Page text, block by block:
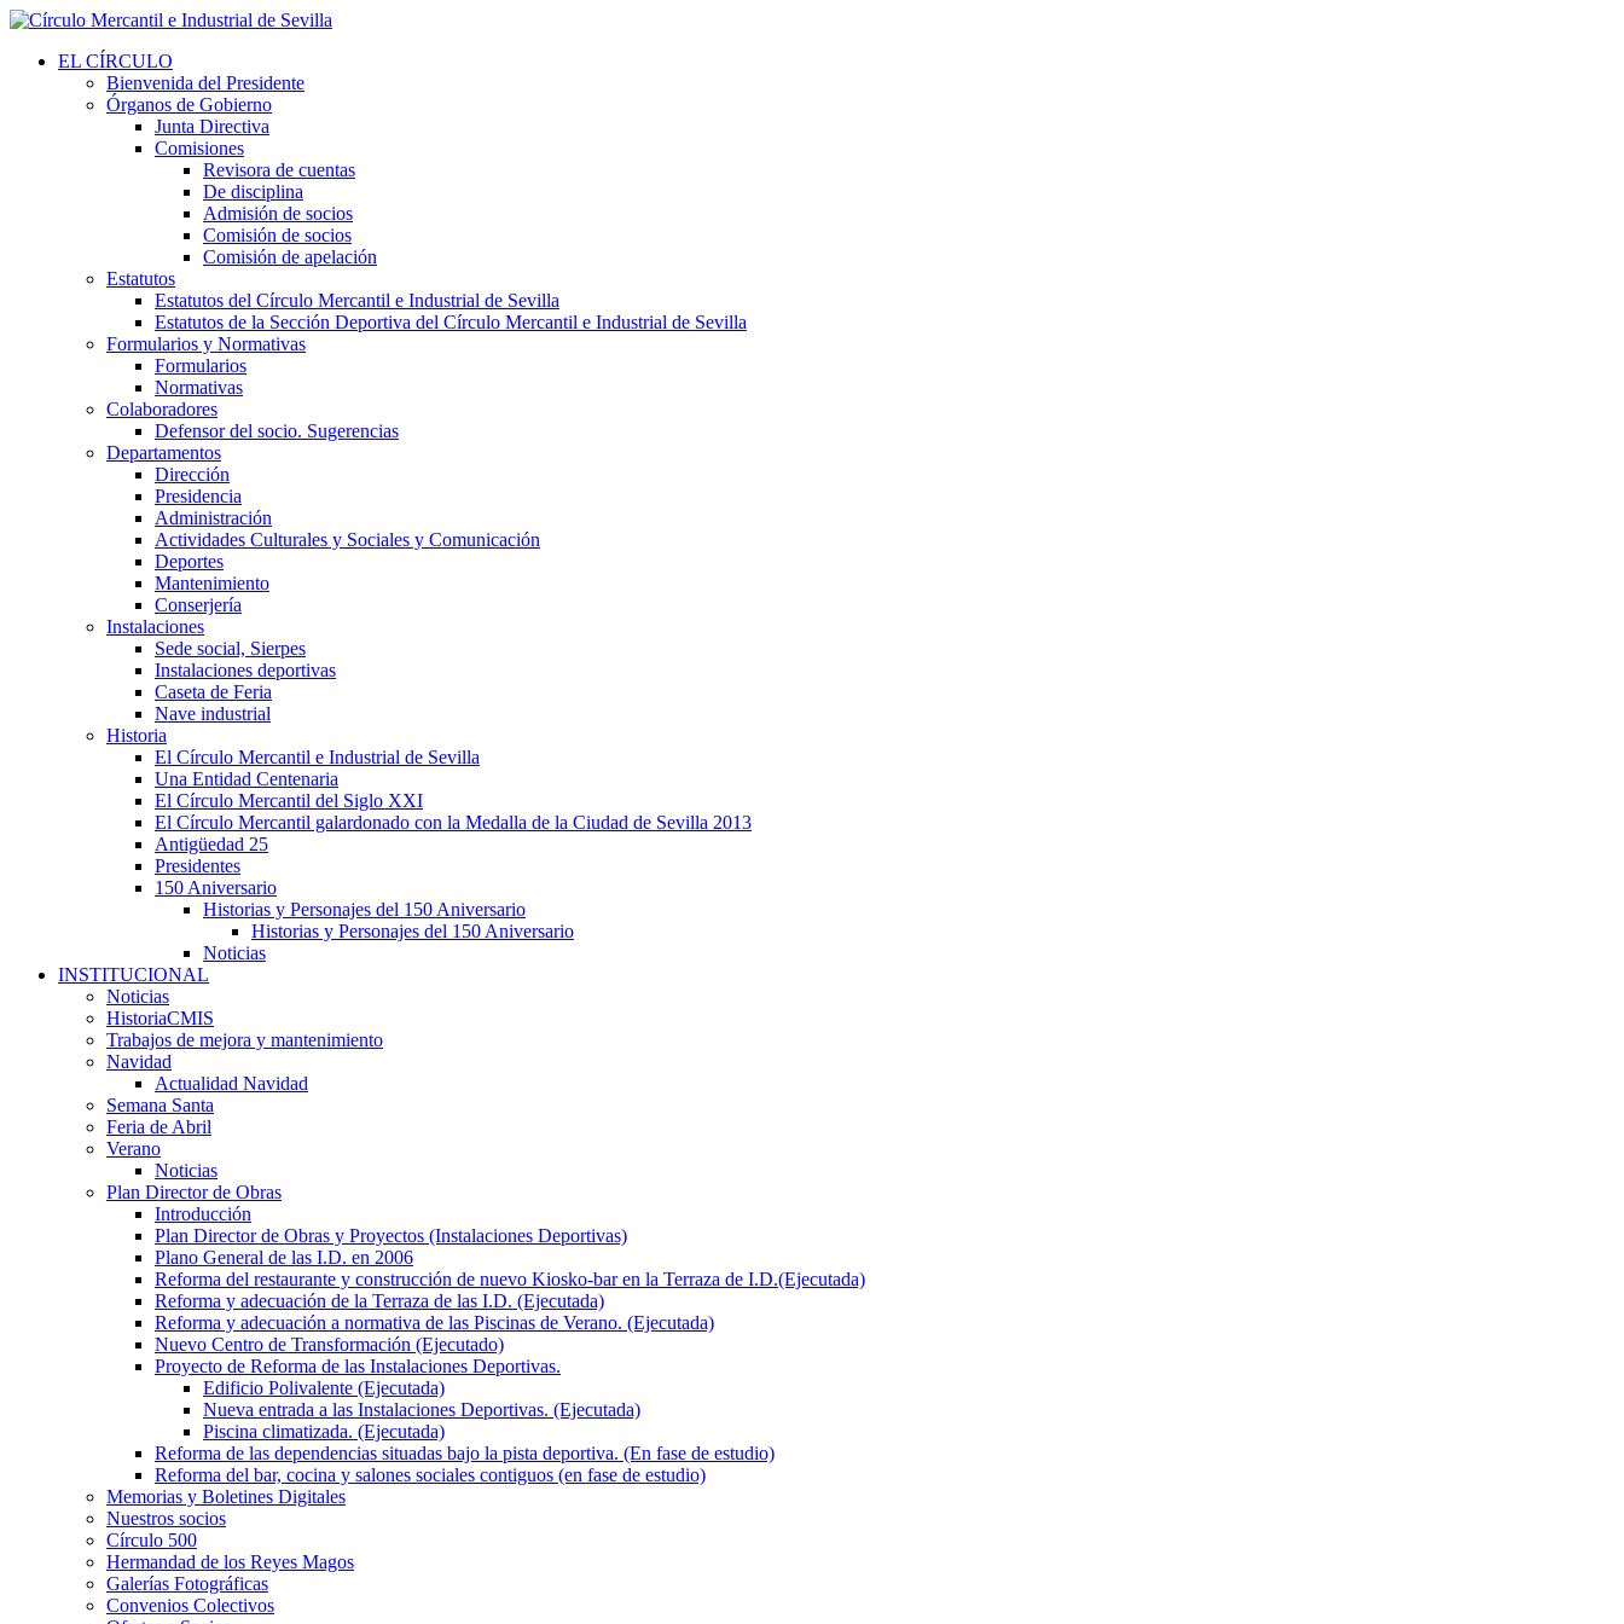
EL CÍRCULO
Bienvenida del Presidente
Órganos de Gobierno
Junta Directiva
Comisiones
Revisora de cuentas
De disciplina
Admisión de socios
Comisión de socios
Comisión de apelación
Estatutos
Estatutos del Círculo Mercantil e Industrial de Sevilla
Estatutos de la Sección Deportiva del Círculo Mercantil e Industrial de Sevilla
Formularios y Normativas
Formularios
Normativas
Colaboradores
Defensor del socio. Sugerencias
Departamentos
Dirección
Presidencia
Administración
Actividades Culturales y Sociales y Comunicación
Deportes
Mantenimiento
Conserjería
Instalaciones
Sede social, Sierpes
Instalaciones deportivas
Caseta de Feria
Nave industrial
Historia
El Círculo Mercantil e Industrial de Sevilla
Una Entidad Centenaria
El Círculo Mercantil del Siglo XXI
El Círculo Mercantil galardonado con la Medalla de la Ciudad de Sevilla 2013
Antigüedad 25
Presidentes
150 Aniversario
Historias y Personajes del 150 Aniversario
Historias y Personajes del 150 Aniversario
Noticias
INSTITUCIONAL
Noticias
HistoriaCMIS
Trabajos de mejora y mantenimiento
Navidad
Actualidad Navidad
Semana Santa
Feria de Abril
Verano
Noticias
Plan Director de Obras
Introducción
Plan Director de Obras y Proyectos (Instalaciones Deportivas)
Plano General de las I.D. en 2006
Reforma del restaurante y construcción de nuevo Kiosko-bar en la Terraza de I.D.(Ejecutada)
Reforma y adecuación de la Terraza de las I.D. (Ejecutada)
Reforma y adecuación a normativa de las Piscinas de Verano. (Ejecutada)
Nuevo Centro de Transformación (Ejecutado)
Proyecto de Reforma de las Instalaciones Deportivas.
Edificio Polivalente (Ejecutada)
Nueva entrada a las Instalaciones Deportivas. (Ejecutada)
Piscina climatizada. (Ejecutada)
Reforma de las dependencias situadas bajo la pista deportiva. (En fase de estudio)
Reforma del bar, cocina y salones sociales contiguos (en fase de estudio)
Memorias y Boletines Digitales
Nuestros socios
Círculo 500
Hermandad de los Reyes Magos
Galerías Fotográficas
Convenios Colectivos